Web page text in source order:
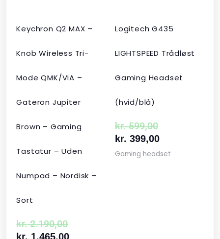
Keychron Q2 MAX –
Knob Wireless Tri-
Mode QMK/VIA –
Gateron Jupiter
Brown – Gaming
Tastatur – Uden
Numpad – Nordisk –
Sort
kr.2.190,00
kr. 1.465,00
Logitech G435
LIGHTSPEED Trådløst
Gaming Headset
(hvid/blå)
kr.599,00
kr. 399,00
Gaming headset